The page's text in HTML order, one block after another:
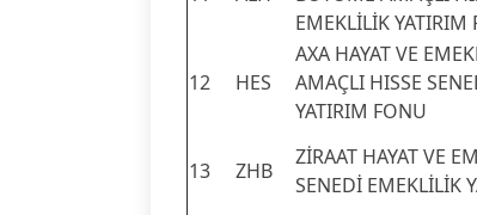
EMEKLİLİK YATIRIM
12 HES
AXA HAYAT VE
AMAÇLI HISSE
YATIRIM FONU
13 ZHB
ZİRAAT HAYAT VE
SENEDİ EMEKLİLİK